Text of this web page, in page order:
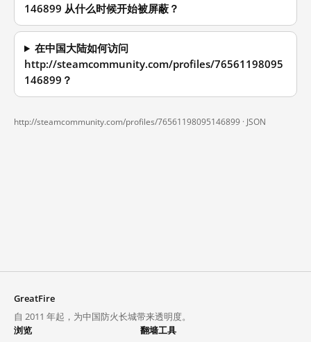
146899 从什么时候开始被屏蔽？
在中国大陆如何访问
http://steamcommunity.com/profiles/76561198095
146899？
http://steamcommunity.com/profiles/76561198095146899 · JSON
GreatFire
自 2011 年起，为中国防火长城带来透明度。
浏览
翻墙工具